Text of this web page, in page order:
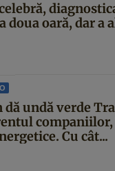
doua oară, dar a
dă undă verde
Cu cât...